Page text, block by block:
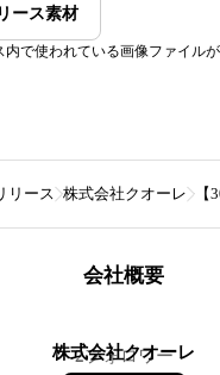
ース素材
内で使われている画像ファイル
リース 株式会社クオーレ
会社概要
株式会社クオーレ
2フォロワー